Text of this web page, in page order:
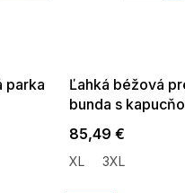
parka
Ľahká béžová
bunda s
85,49 €
XL 3XL